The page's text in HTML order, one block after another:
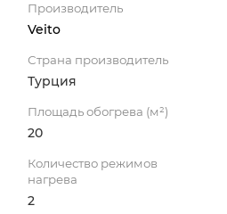
Производитель
Veito
Страна производитель
Турция
Площадь обогрева (м²)
20
Количество режимов
нагрева
2